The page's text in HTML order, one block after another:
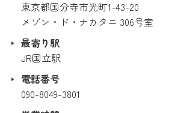
東京都国分寺市光町1-43-20
メゾン・ド・ナカタニ 306号室
最寄り駅
JR国立駅
電話番号
090-8049-3801